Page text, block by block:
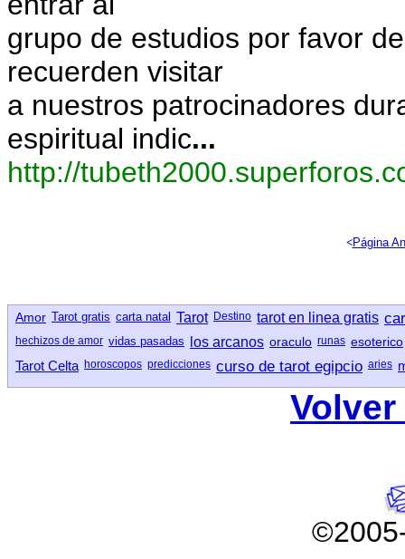
grupo de estudios por favor
recuerden visitar
a nuestros patrocinadores
espiritual indic...
http://
<Página
Amor Tarot gratis carta natal Tarot Destino tarot en linea gratis
hechizos de amor vidas pasadas los arcanos oraculo runas esoterico
Tarot Celta horoscopos predicciones curso de tarot egipcio aries